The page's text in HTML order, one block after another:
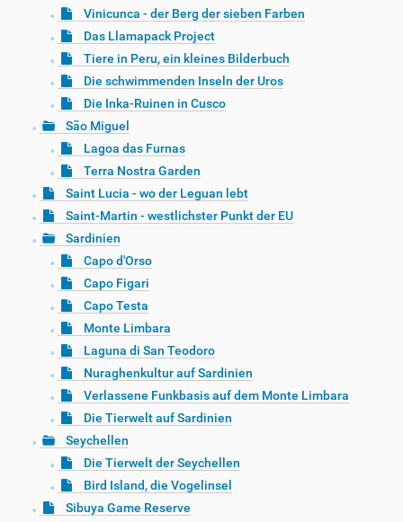
Vinicunca - der Berg der sieben Farben
Das Llamapack Project
Tiere in Peru, ein kleines Bilderbuch
Die schwimmenden Inseln der Uros
Die Inka-Ruinen in Cusco
São Miguel
Lagoa das Furnas
Terra Nostra Garden
Saint Lucia - wo der Leguan lebt
Saint-Martin - westlichster Punkt der EU
Sardinien
Capo d'Orso
Capo Figari
Capo Testa
Monte Limbara
Laguna di San Teodoro
Nuraghenkultur auf Sardinien
Verlassene Funkbasis auf dem Monte Limbara
Die Tierwelt auf Sardinien
Seychellen
Die Tierwelt der Seychellen
Bird Island, die Vogelinsel
Sibuya Game Reserve